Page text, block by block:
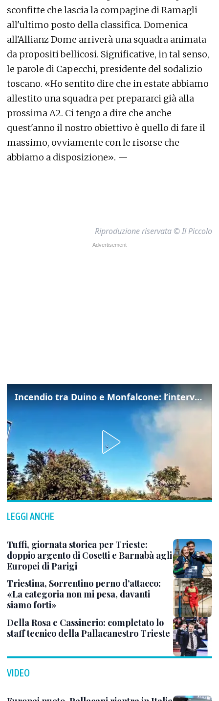
sconfitte che lascia la compagine di Ramagli
all'ultimo posto della classifica. Domenica
all'Allianz Dome arriverà una squadra animata
da propositi bellicosi. Significative, in tal senso,
le parole di Capecchi, presidente del sodalizio
toscano. «Ho sentito dire che in estate abbiamo
allestito una squadra per prepararci già alla
prossima A2. Ci tengo a dire che anche
quest'anno il nostro obiettivo è quello di fare il
massimo, ovviamente con le risorse che
abbiamo a disposizione». —
Riproduzione riservata © Il Piccolo
Incendio tra Duino e Monfalcone: l’intervento dei vigili del fuoco
LEGGI ANCHE
Tuffi, giornata storica per Trieste:
doppio argento di Cosetti e Barnabà agli
Europei di Parigi
Triestina, Sorrentino perno d’attacco:
«La categoria non mi pesa, davanti
siamo forti»
Della Rosa e Cassinerio: completato lo
staff tecnico della Pallacanestro Trieste
VIDEO